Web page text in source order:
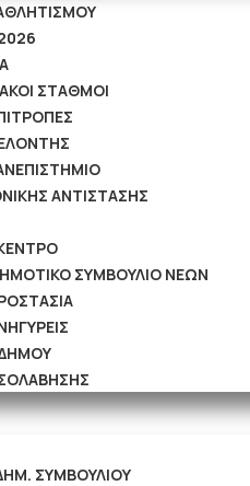
ΣΤΑΘΜΟΙ
ΑΝΤΙΣΤΑΣΗΣ
ΣΥΜΒΟΥΛΙΟ ΝΕΩΝ
ΔΗΜΟΥ
ΣΥΜΒΟΥΛΙΟΥ